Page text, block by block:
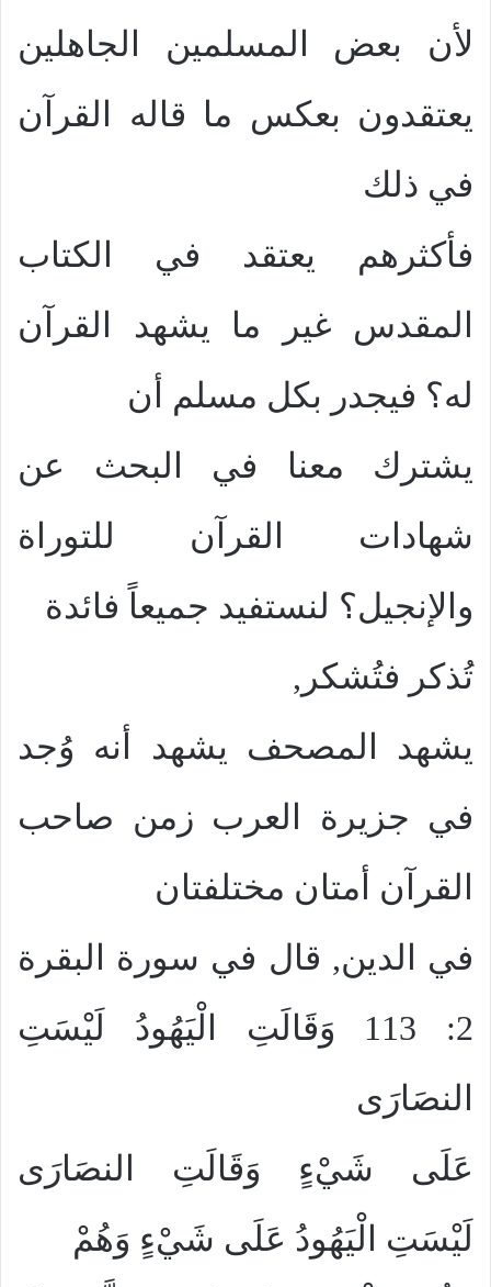
لأن بعض المسلمين الجاهلين
يعتقدون بعكس ما قاله القرآن
في ذلك
فأكثرهم يعتقد في الكتاب
المقدس غير ما يشهد القرآن
له؟ فيجدر بكل مسلم أن
يشترك معنا في البحث عن
شهادات القرآن للتوراة
والإنجيل؟ لنستفيد جميعاً فائدة
تُذكر فتُشكر,
يشهد المصحف يشهد أنه وُجد
في جزيرة العرب زمن صاحب
القرآن أمتان مختلفتان
في الدين, قال في سورة البقرة
2: 113 وَقَالَتِ الْيَهُودُ لَيْسَتِ
النصَارَى
عَلَى شَيْءٍ وَقَالَتِ النصَارَى
لَيْسَتِ الْيَهُودُ عَلَى شَيْءٍ وَهُمْ